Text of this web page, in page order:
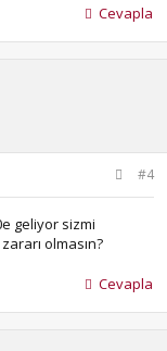
Cevapla
#4
geliyor sizmi
olmasın?
Cevapla